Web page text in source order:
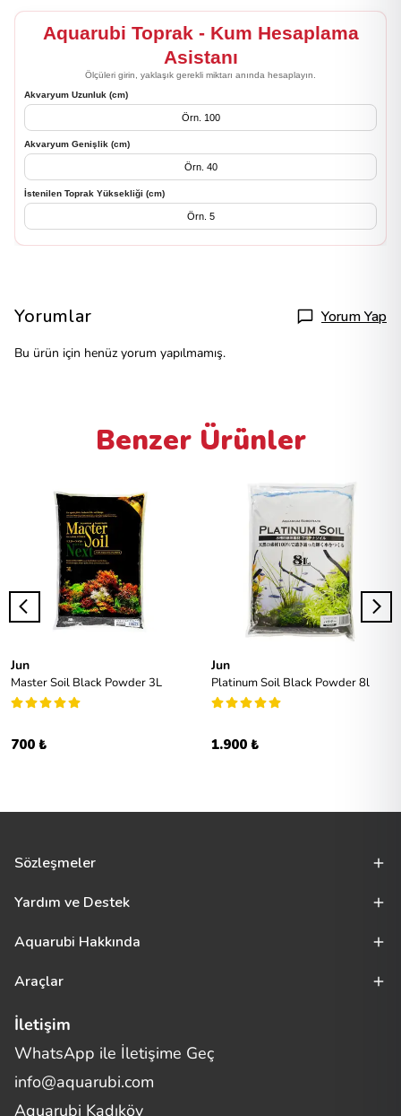
Aquarubi Toprak - Kum Hesaplama
Asistanı
Ölçüleri girin, yaklaşık gerekli miktarı anında hesaplayın.
Akvaryum Uzunluk (cm)
Akvaryum Genişlik (cm)
İstenilen Toprak Yüksekliği (cm)
Yorumlar Yorum Yap
Bu ürün için henüz yorum yapılmamış.
Benzer Ürünler
Jun
Master Soil Black Powder 3L
700 ₺
Jun
Platinum Soil Black Powder 8l
1.900 ₺
Sözleşmeler
Yardım ve Destek
Aquarubi Hakkında
Araçlar
İletişim
WhatsApp ile İletişime Geç
info@aquarubi.com
Aquarubi Kadıköy
Merhaba! Size nasıl yardımcı
olabilirim?